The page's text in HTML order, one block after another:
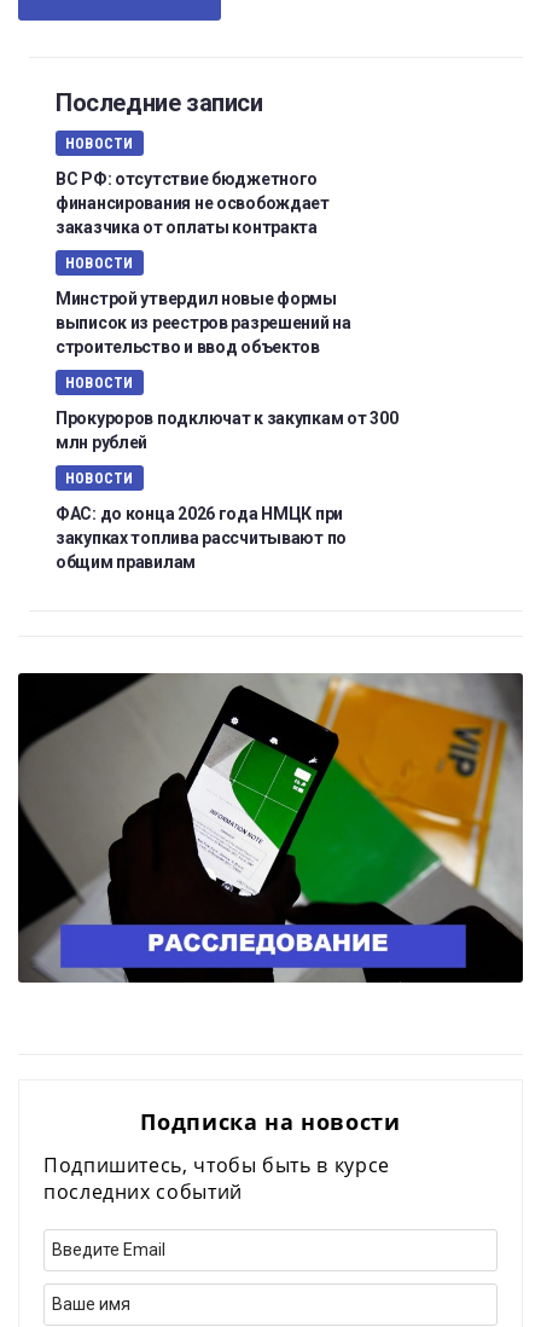
Последние записи
НОВОСТИ
ВС РФ: отсутствие бюджетного
финансирования не освобождает
заказчика от оплаты контракта
НОВОСТИ
Минстрой утвердил новые формы
выписок из реестров разрешений на
строительство и ввод объектов
НОВОСТИ
Прокуроров подключат к закупкам от 300
млн рублей
НОВОСТИ
ФАС: до конца 2026 года НМЦК при
закупках топлива рассчитывают по
общим правилам
Подписка на новости
Подпишитесь, чтобы быть в курсе
последних событий